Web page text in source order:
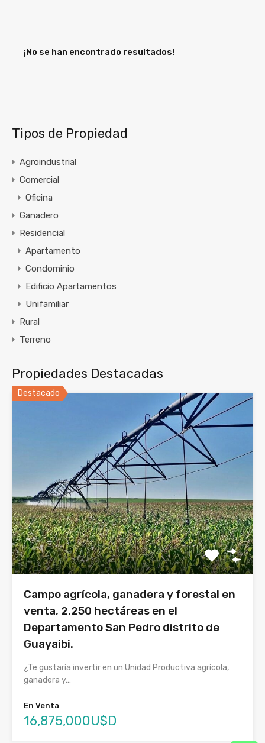
¡No se han encontrado resultados!
Tipos de Propiedad
Agroindustrial
Comercial
Oficina
Ganadero
Residencial
Apartamento
Condominio
Edificio Apartamentos
Unifamiliar
Rural
Terreno
Propiedades Destacadas
Destacado
Campo agrícola, ganadera y forestal en
venta, 2.250 hectáreas en el
Departamento San Pedro distrito de
Guayaibi.
¿Te gustaría invertir en un Unidad Productiva agrícola,
ganadera y…
En Venta
16,875,000U$D